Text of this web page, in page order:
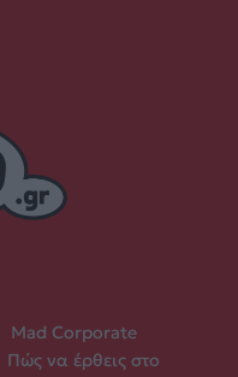
Mad Corporate
Πώς να έρθεις στο